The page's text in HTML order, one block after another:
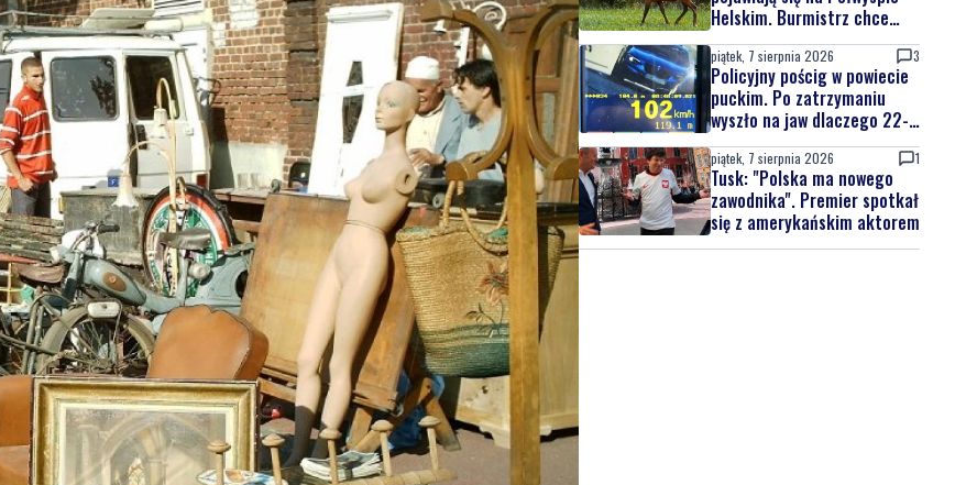
Helskim. Burmistrz chce
nowych znaków drogowych
piątek, 7 sierpnia 2026 3
Policyjny pościg w powiecie
puckim. Po zatrzymaniu
wyszło na jaw dlaczego 22-
latek uciekał
piątek, 7 sierpnia 2026 1
Tusk: "Polska ma nowego
zawodnika". Premier spotkał
się z amerykańskim aktorem